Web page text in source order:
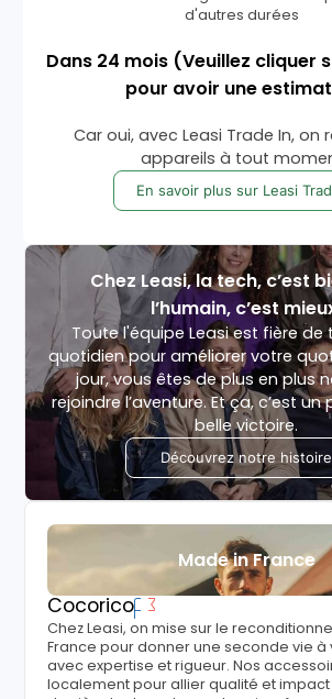
d'autres durées
Dans 24 mois (Veuillez cliquer
pour avoir une
Car oui, avec Leasi Trade In, on
appareils à tout
En savoir plus sur Leasi
Chez Leasi, la tech, c’est
l’humain, c’est
Toute l'équipe Leasi est fière de
quotidien pour améliorer votre
jour, vous êtes de plus en plus
rejoindre l’aventure. Et ça, c’est
belle victoire.
Découvrez notre histoire
Made in France
Cocorico
Chez Leasi, on mise sur le
France pour donner une seconde vie à
avec expertise et rigueur. Nos
localement pour allier qualité et impact